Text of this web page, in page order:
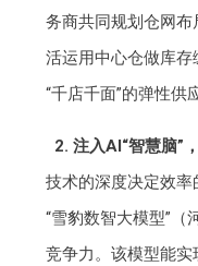
务商共同规划仓网布
活运用中心仓做库
“千店千面”的弹性供
2. 注入AI“智慧脑”
技术的深度决定效
“雪豹数智大模型”
竞争力。该模型能